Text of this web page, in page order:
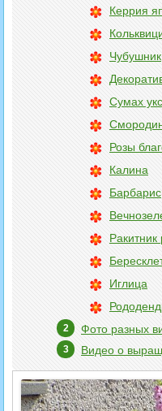
Керрия
Чубушник
Сумах
Розы
Калина
Барбарис
Ракитник
Иглица
Фото разных
Видео о